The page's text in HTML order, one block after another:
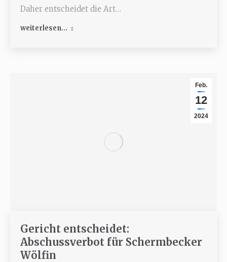
Daher entscheidet die Art…
weiterlesen...
Feb.
12
2024
Gericht entscheidet:
Abschussverbot für Schermbecker
Wölfin